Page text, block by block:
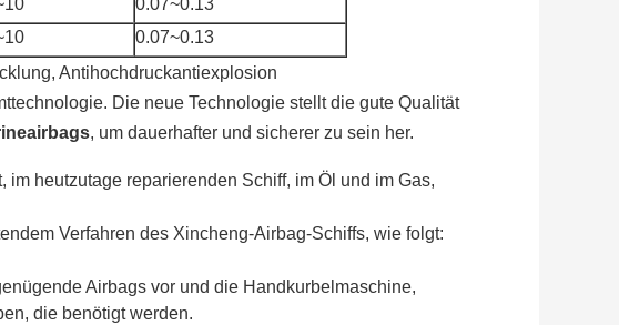
0.07~0.13
0.07~0.13
Antihochdruckantiexplosion
Die neue Technologie stellt die gute Qualität
, um dauerhafter und sicherer zu sein her.
heutzutage reparierenden Schiff, im Öl und im Gas,
Verfahren des Xincheng-Airbag-Schiffs, wie folgt:
Airbags vor und die Handkurbelmaschine,
die benötigt werden.